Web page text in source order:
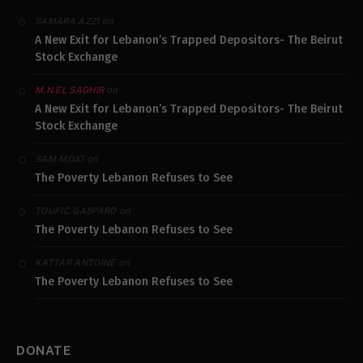
SAMARA AZZIon
A New Exit for Lebanon’s Trapped Depositors- The Beirut
Stock Exchange
M.N.EL SAGHIRon
A New Exit for Lebanon’s Trapped Depositors- The Beirut
Stock Exchange
SAM MOJO on
The Poverty Lebanon Refuses to See
TOUFIC GASPARD on
The Poverty Lebanon Refuses to See
KATTAR ANTOINEon
The Poverty Lebanon Refuses to See
DONATE